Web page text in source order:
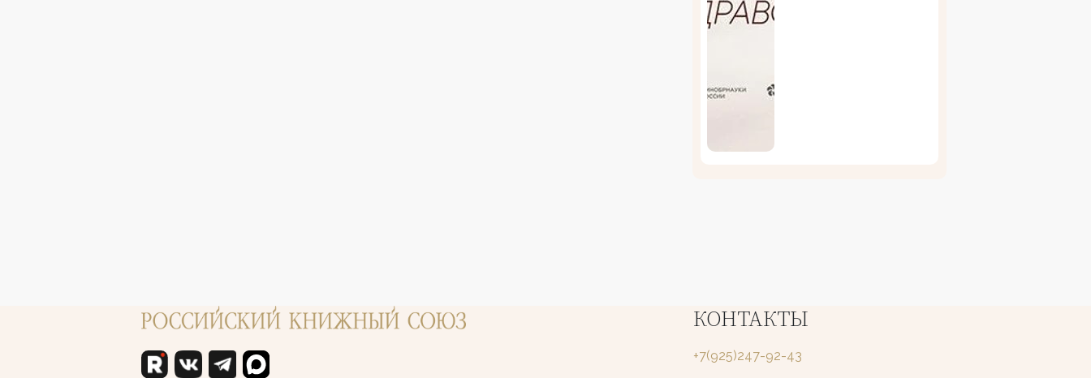
КОНТАКТЫ
+7(925)247-92-43